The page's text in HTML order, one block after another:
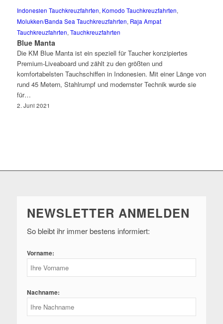
Indonesien Tauchkreuzfahrten, Komodo Tauchkreuzfahrten,
Molukken/Banda Sea Tauchkreuzfahrten, Raja Ampat
Tauchkreuzfahrten, Tauchkreuzfahrten
Blue Manta
Die KM Blue Manta ist ein speziell für Taucher konzipiertes
Premium-Liveaboard und zählt zu den größten und
komfortabelsten Tauchschiffen in Indonesien. Mit einer Länge von
rund 45 Metern, Stahlrumpf und modernster Technik wurde sie
für…
2. Juni 2021
NEWSLETTER ANMELDEN
So bleibt ihr immer bestens informiert:
Vorname:
Nachname: